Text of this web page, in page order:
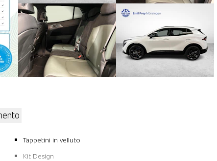
Tappetini in velluto
Kit Design